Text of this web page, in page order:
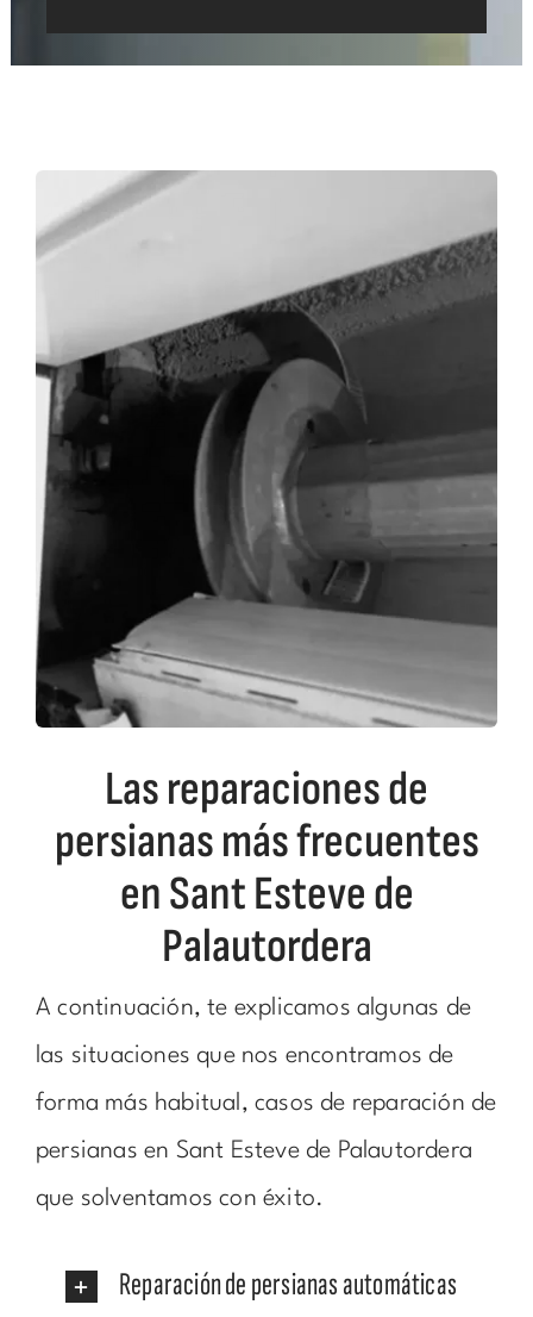
Las reparaciones de
persianas más frecuentes
en Sant Esteve de
Palautordera
A continuación, te explicamos algunas de
las situaciones que nos encontramos de
forma más habitual, casos de reparación de
persianas en Sant Esteve de Palautordera
que solventamos con éxito.
Reparación de persianas automáticas